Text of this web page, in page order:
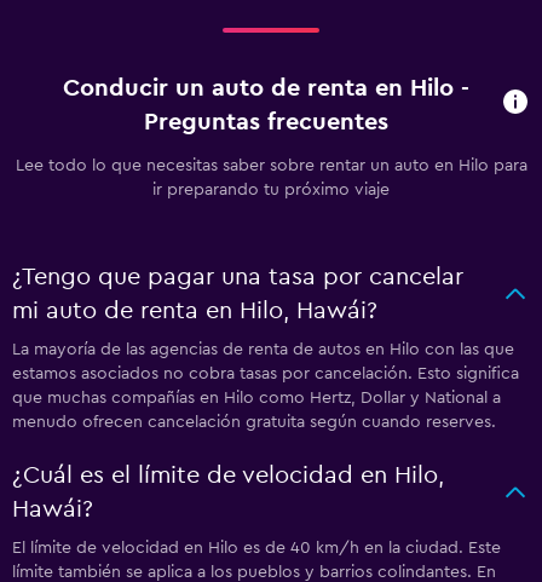
Conducir un auto de renta en Hilo -
Preguntas frecuentes
Lee todo lo que necesitas saber sobre rentar un auto en Hilo para
ir preparando tu próximo viaje
¿Tengo que pagar una tasa por cancelar
mi auto de renta en Hilo, Hawái?
La mayoría de las agencias de renta de autos en Hilo con las que
estamos asociados no cobra tasas por cancelación. Esto significa
que muchas compañías en Hilo como Hertz, Dollar y National a
menudo ofrecen cancelación gratuita según cuando reserves.
¿Cuál es el límite de velocidad en Hilo,
Hawái?
El límite de velocidad en Hilo es de 40 km/h en la ciudad. Este
límite también se aplica a los pueblos y barrios colindantes. En